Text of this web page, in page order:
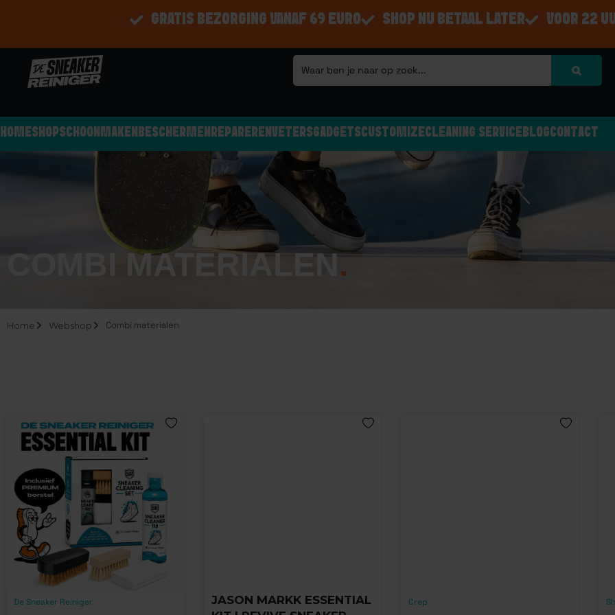
GRATIS BEZORGING VANAF 69 EURO SHOP NU BETAAL LATER VOOR 22
HOMESHOPSCHOONMAKEN BESCHERMEN REPAREREN VETERSGADGETSCUSTOMIZECLEANING SERVICE BLOGCONTACT
COMBI MATERIALEN.
Home Webshop Combi materialen
De Sneaker Reiniger
JASON MARKK ESSENTIAL
Crep